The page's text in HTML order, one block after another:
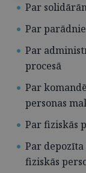
Par
Par
Par
procesā
Par
personas
Par fiziskās
Par
fiziskās